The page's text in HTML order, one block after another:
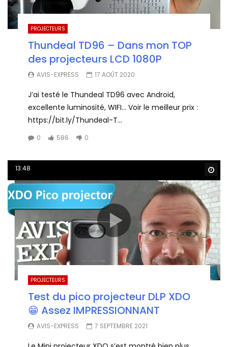
PROJECTEURS
Thundeal TD96 – Dans mon TOP
des projecteurs LCD 1080P
AVIS-EXPRESS 17 AOÛT 2020
J’ai testé le Thundeal TD96 avec Android,
excellente luminosité, WIFI… Voir le meilleur prix :
https://bit.ly/Thundeal-T...
0 586 0
13:48
PROJECTEURS
Test du pico projecteur DLP XDO
😁 Assez IMPRESSIONNANT
AVIS-EXPRESS 7 SEPTEMBRE 2021